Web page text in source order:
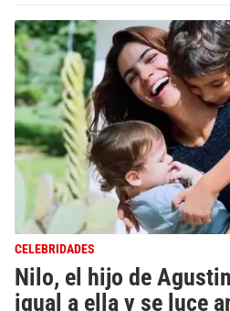
CELEBRIDADES
Nilo, el hijo de
igual a ella y se luce